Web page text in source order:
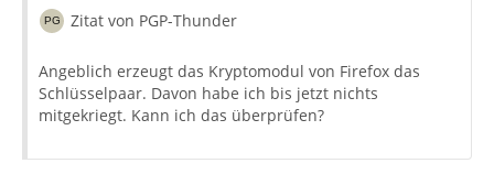
Zitat von PGP-Thunder
Angeblich erzeugt das Kryptomodul von Firefox das
Schlüsselpaar. Davon habe ich bis jetzt nichts
mitgekriegt. Kann ich das überprüfen?